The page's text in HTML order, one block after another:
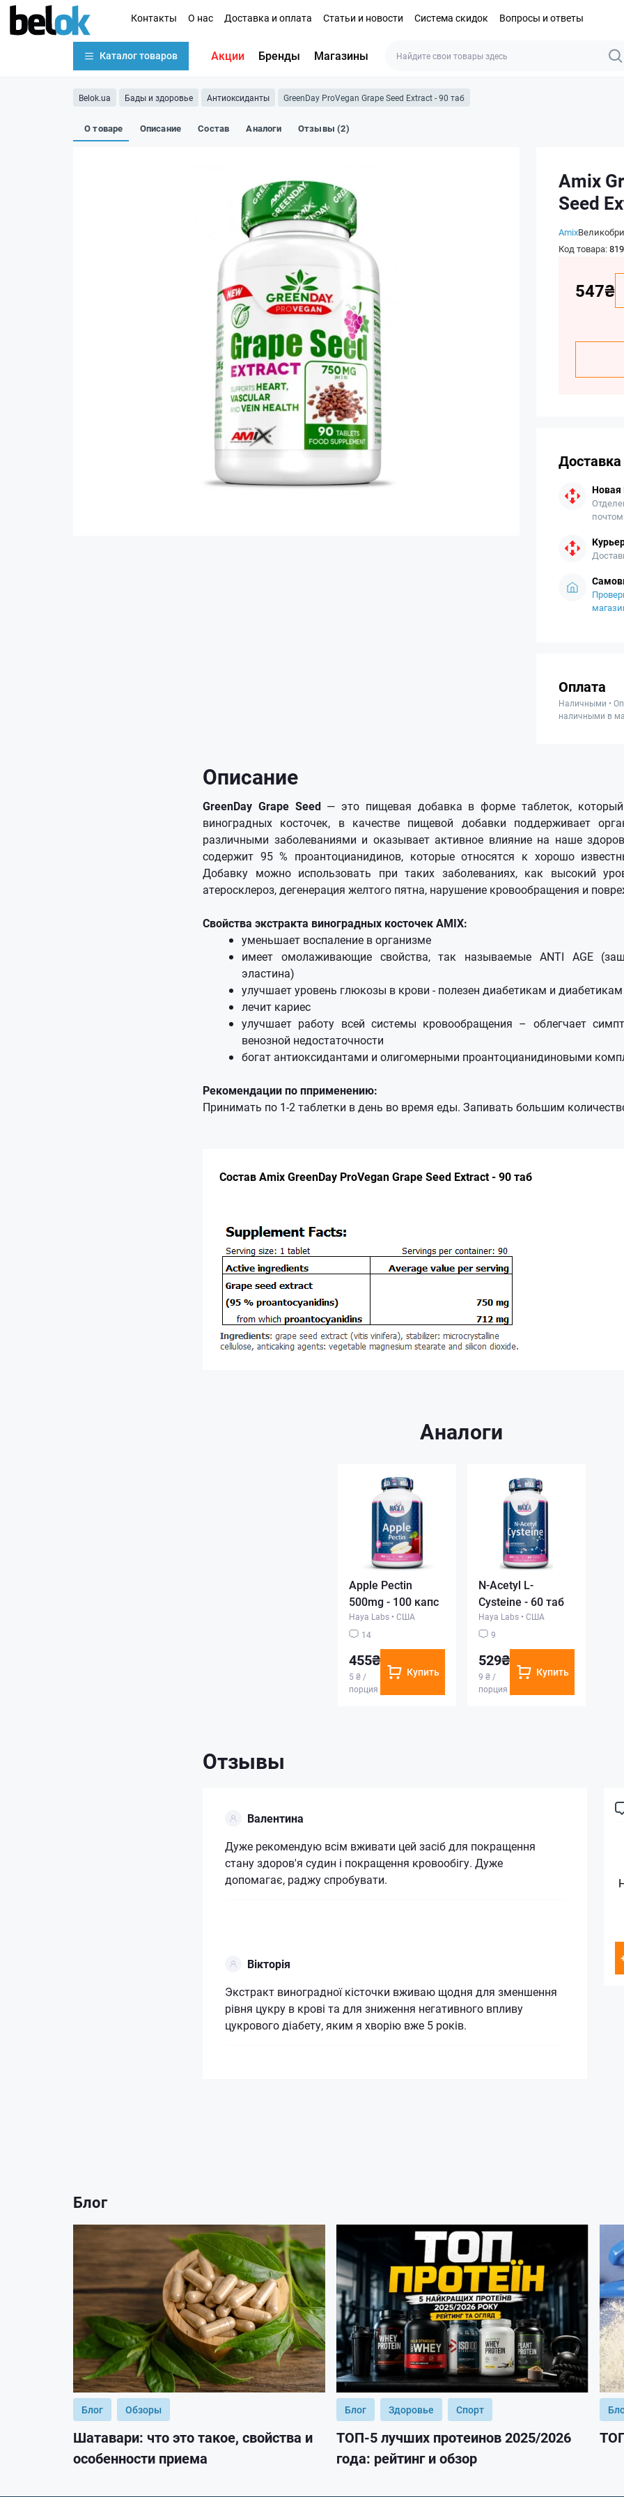
Контакты О нас Доставка и оплата Статьи и новости Система скидок Вопросы и ответы
Каталог товаров Акции Бренды Магазины
Belok.ua Бады и здоровье Антиоксиданты GreenDay ProVegan Grape Seed Extract - 90 таб
О товаре Описание Состав Аналоги Отзывы (2)
Amix
Seed
Amix
Код товара:
547₴
Доставка
Новая
Оплата
Наличными •
наличными в
Описание
GreenDay Grape Seed— это пищевая добавка в форме таблеток, который
виноградных косточек, в качестве пищевой добавки поддерживает
различными заболеваниями и оказывает активное влияние на наше
содержит 95 % проантоцианидинов, которые относятся к хорошо
Добавку можно использовать при таких заболеваниях, как высокий
атеросклероз, дегенерация желтого пятна, нарушение кровообращения и
Свойства экстракта виноградных косточек AMIX:
уменьшает воспаление в организме
имеет омолаживающие свойства, так называемые ANTI AGE
эластина)
улучшает уровень глюкозы в крови - полезен диабетикам и диабетикам
лечит кариес
улучшает работу всей системы кровообращения – облегчает
венозной недостаточности
богат антиоксидантами и олигомерными проантоцианидиновыми
Рекомендации по пприменению:
Принимать по 1-2 таблетки в день во время еды. Запивать большим
Состав Amix GreenDay ProVegan Grape Seed Extract - 90 таб
Аналоги
Apple Pectin
500mg - 100 капс
Haya Labs • США
14
455₴
5 ₴ /
порция
Купить
N-Acetyl L-
Cysteine - 60 таб
Haya Labs • США
9
529₴
9 ₴ /
порция
Купить
Отзывы
Валентина
Дуже рекомендую всім вживати цей засіб для покращення
стану здоров'я судин і покращення кровообігу. Дуже
допомагає, раджу спробувати.
Вікторія
Экстракт виноградної кісточки вживаю щодня для зменшення
рівня цукру в крові та для зниження негативного впливу
цукрового діабету, яким я хворію вже 5 років.
Блог
Блог Обзоры
Шатавари: что это такое, свойства и
особенности приема
Блог Здоровье Спорт
ТОП-5 лучших протеинов 2025/2026
года: рейтинг и обзор